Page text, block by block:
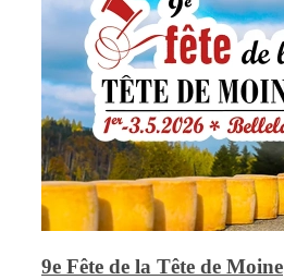
9e Fête de la Tête de Moine